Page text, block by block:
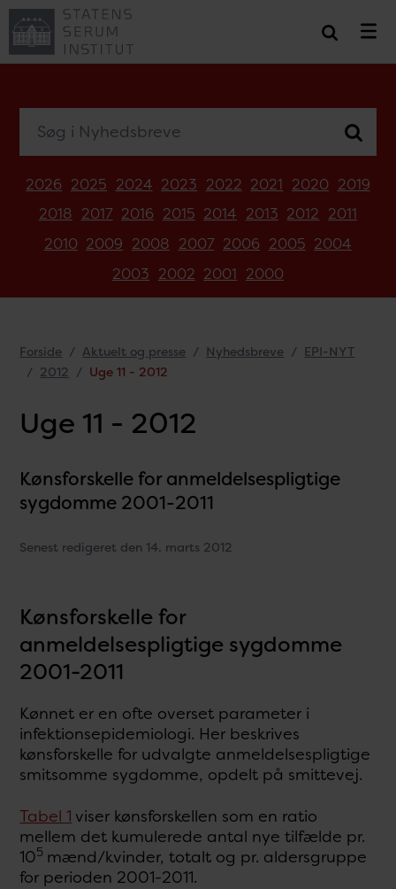
2026 2025 2024 2023 2022 2021 2020 2019
2018 2017 2016 2015 2014 2013 2012 2011
2010 2009 2008 2007 2006 2005 2004
2003 2002 2001 2000
Forside Aktuelt og presse Nyhedsbreve
EPI-NYT
2012
Uge 11 - 2012
Uge 11 - 2012
Kønsforskelle for anmeldelsespligtige
sygdomme 2001-2011
Senest redigeret den 14. marts 2012
Kønsforskelle for
anmeldelsespligtige sygdomme
2001-2011
Kønnet er en ofte overset parameter i
infektionsepidemiologi. Her beskrives
kønsforskelle for udvalgte anmeldelsespligtige
smitsomme sygdomme, opdelt på smittevej.
Tabel 1 viser kønsforskellen som en ratio
mellem det kumulerede antal nye tilfælde pr.
105 mænd/kvinder, totalt og pr. aldersgruppe
for perioden 2001-2011.